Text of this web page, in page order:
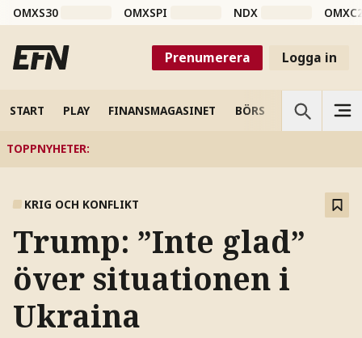
OMXS30 OMXSPI NDX
Prenumerera Logga in
START PLAY FINANSMAGASINET BÖRS VETENSKAP
TOPPNYHETER:
KRIG OCH KONFLIKT
Trump: ”Inte glad”
över situationen i
Ukraina